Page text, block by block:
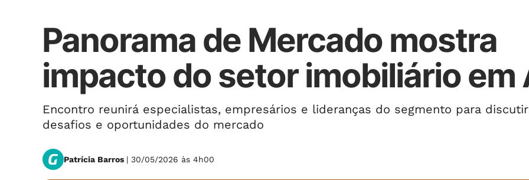
Panorama de Mercado mostra
impacto do setor imobiliário em
Encontro reunirá especialistas, empresários e lideranças do segmento para discutir
desafios e oportunidades do mercado
Patrícia Barros | 30/05/2026 às 4h00